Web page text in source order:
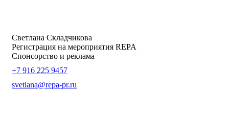
Светлана Складчикова
Регистрация на мероприятия REPA
Спонсорство и реклама
+7 916 225 9457
svetlana@repa-pr.ru